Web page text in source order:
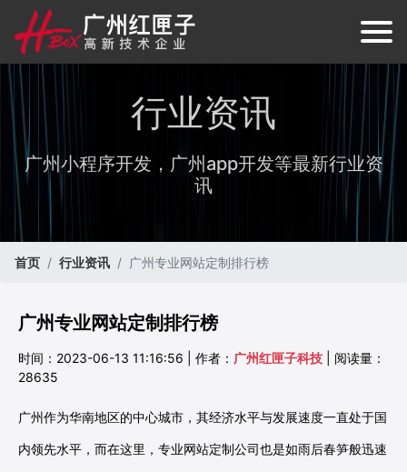
行业资讯
广州小程序开发，广州app开发等最新行业资
讯
首页 行业资讯 广州专业网站定制排行榜
广州专业网站定制排行榜
时间：2023-06-13 11:16:56 | 作者： 广州红匣子科技 | 阅读量：
28635
广州作为华南地区的中心城市，其经济水平与发展速度一直处于国
内领先水平，而在这里，专业网站定制公司也是如雨后春笋般迅速